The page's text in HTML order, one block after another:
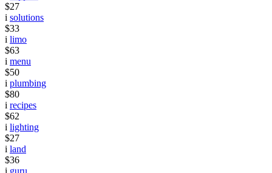
$27
i solutions
$33
i limo
$63
i menu
$50
i plumbing
$80
i recipes
$62
i lighting
$27
i land
$36